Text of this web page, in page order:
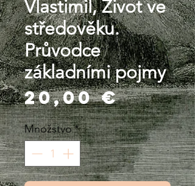
Vlastimil, Život ve
středověku.
Průvodce
základními pojmy
20,00 €Price
Množstvo*